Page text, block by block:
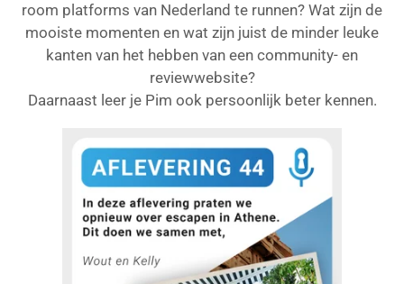
room platforms van Nederland te runnen? Wat zijn de
mooiste momenten en wat zijn juist de minder leuke
kanten van het hebben van een community- en
reviewwebsite?
Daarnaast leer je Pim ook persoonlijk beter kennen.